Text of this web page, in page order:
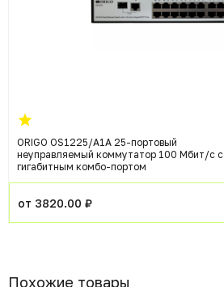
ORIGO OS1225/A1A 25-портовый
неуправляемый коммутатор 100 Мбит/с с
гигабитным комбо-портом
от 3820.00 ₽
Похожие товары